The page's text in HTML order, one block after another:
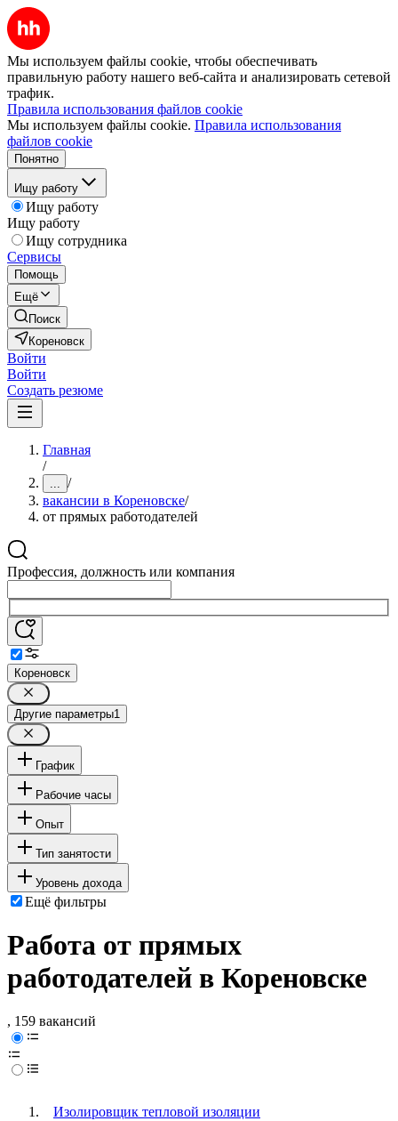
Мы используем файлы cookie, чтобы обеспечивать
правильную работу нашего веб-сайта и анализировать сетевой
трафик.
Правила использования файлов cookie
Мы используем файлы cookie. Правила использования
файлов cookie
Понятно
Ищу работу
Ищу работу
Ищу работу
Ищу сотрудника
Сервисы
Помощь
Ещё
Поиск
Кореновск
Войти
Войти
Создать резюме
Главная
/
... /
вакансии в Кореновске/
от прямых работодателей
Профессия, должность или компания
Кореновск
Другие параметры1
График
Рабочие часы
Опыт
Тип занятости
Уровень дохода
Ещё фильтры
Работа от прямых
работодателей в Кореновске
, 159 вакансий
Изолировщик тепловой изоляции